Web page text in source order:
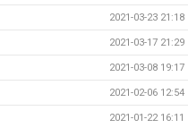
2021-03-23 21:18
2021-03-17 21:29
2021-03-08 19:17
2021-02-06 12:54
2021-01-22 16:11